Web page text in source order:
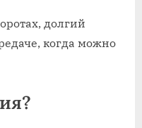
долгий
когда можно